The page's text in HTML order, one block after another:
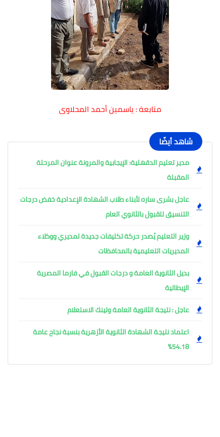
متابعة : ياسمين أحمد المحلاوى
شاهد أيضًا
مدير تعليم الدقهلية: الإيجابية والمرونة عنوان المرحلة
المقبلة
عاجل بشرى ساره لأبناء طلاب الشهادة الإعدادية خفض درجات
التنسيق للقبول بالثانوي العام
وزير التعليم يُصدر حركة تكليفات جديدة لمديري ووكلاء
المديريات التعليمية بالمحافظات
بديل الثانوية العامة و درجات القبول في فارما المصرية
الإيطالية
عاجل : نتيجة الثانوية العامة ولينك الاستعلام
اعتماد نتيجة الشهادة الثانوية الأزهرية بنسبة نجاح عامة
54.18%